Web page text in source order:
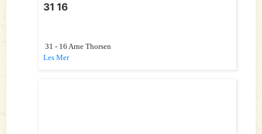
31 16
31 - 16 Arne Thorsen
Les Mer